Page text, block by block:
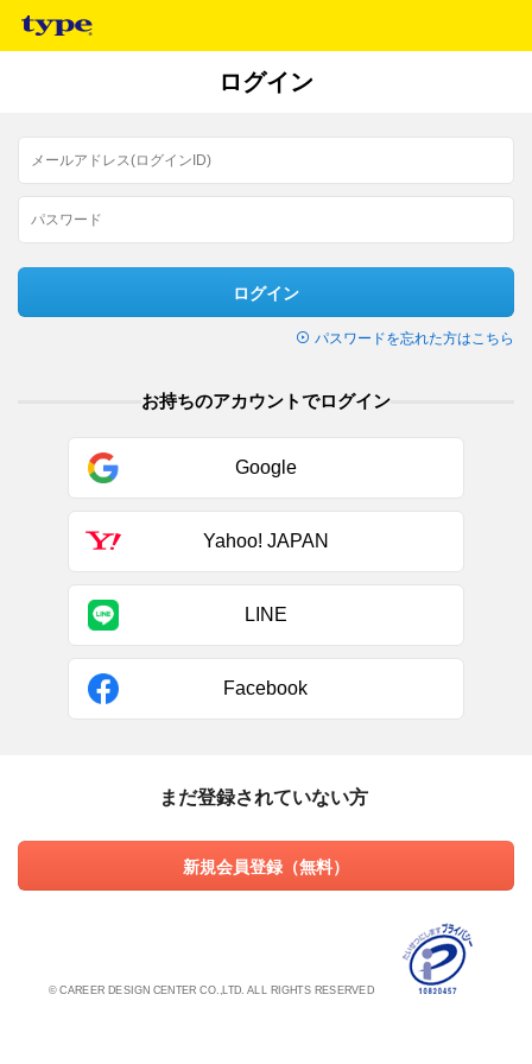
ログイン
ログイン
パスワードを忘れた方はこちら
お持ちのアカウントでログイン
Google
Yahoo! JAPAN
LINE
Facebook
まだ登録されていない方
新規会員登録（無料）
© CAREER DESIGN CENTER CO.,LTD. ALL RIGHTS RESERVED